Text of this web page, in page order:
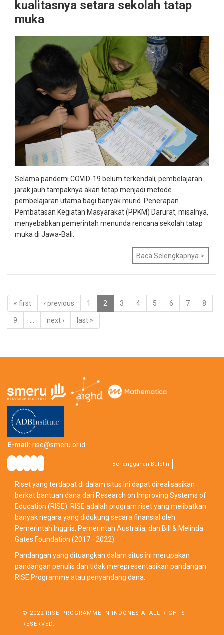
kualitasnya setara sekolah tatap
muka
Selama pandemi COVID-19 belum terkendali, pembelajaran
jarak jauh tampaknya akan tetap menjadi metode
pembelajaran utama bagi banyak murid. Penerapan
Pembatasan Kegiatan Masyarakat (PPKM) Darurat, misalnya,
menyebabkan pemerintah menunda rencana sekolah tatap
muka di Jawa-Bali.
Baca Selengkapnya >
« first ‹ previous 1 2 3 4 5 6 7 8
9 next › last »
E-mail: rise@smeru.or.id
Berlangganan Buletin
Riset yang terdapat di dalam situs ini dapat direalisasikan
berkat bantuan dana dari Research on Improving Systems of
Education (RISE). RISE adalah program riset yang melibatkan
banyak negara yang didukung secara finansial oleh
Pemerintah Inggris, Pemerintah Australia, dan Bill & Melinda
Gates Foundation (2017—2022).
Pandangan yang dituangkan dalam situs ini merupakan
pandangan penulis dan tidak merepresentasikan pandangan
RISE Programme atau penyandang dana.
© 2022 RISE PROGRAMME IN INDONESIA. ALL RIGHTS
RESERVED.